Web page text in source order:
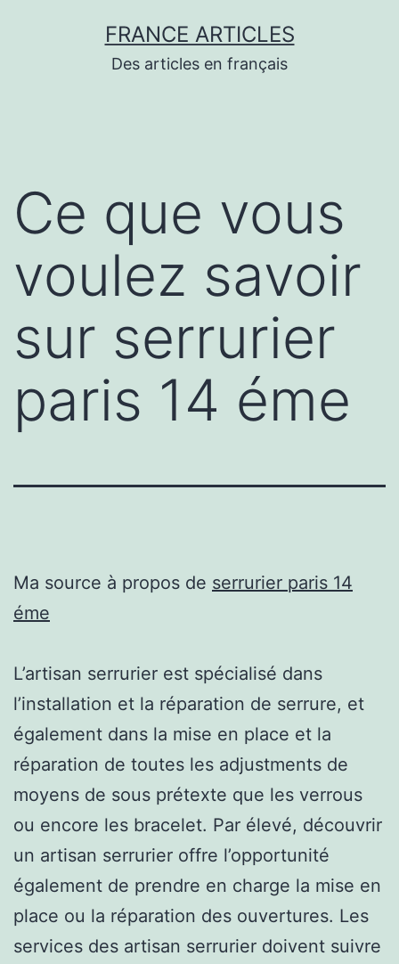
FRANCE ARTICLES
Des articles en français
Ce que vous
voulez savoir
sur serrurier
paris 14 éme
Ma source à propos de serrurier paris 14
éme
L’artisan serrurier est spécialisé dans
l’installation et la réparation de serrure, et
également dans la mise en place et la
réparation de toutes les adjustments de
moyens de sous prétexte que les verrous
ou encore les bracelet. Par élevé, découvrir
un artisan serrurier offre l’opportunité
également de prendre en charge la mise en
place ou la réparation des ouvertures. Les
services des artisan serrurier doivent suivre